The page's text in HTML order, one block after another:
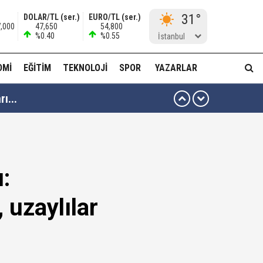
DOLAR/TL (ser.)
47,650
%0.40
EURO/TL (ser.)
54,800
%0.55
31°
İstanbul
EĞITIM TEKNOLOJI SPOR YAZARLAR
Hür Ağbaba gözaltında!
ve görseller çıktı!